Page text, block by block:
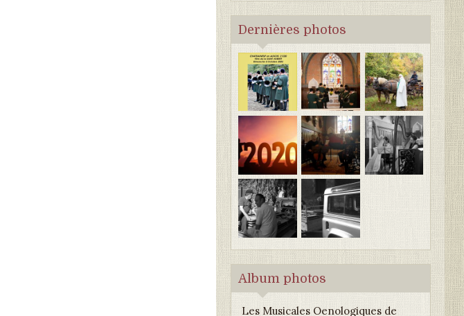
Dernières photos
Album photos
Les Musicales Oenologiques de